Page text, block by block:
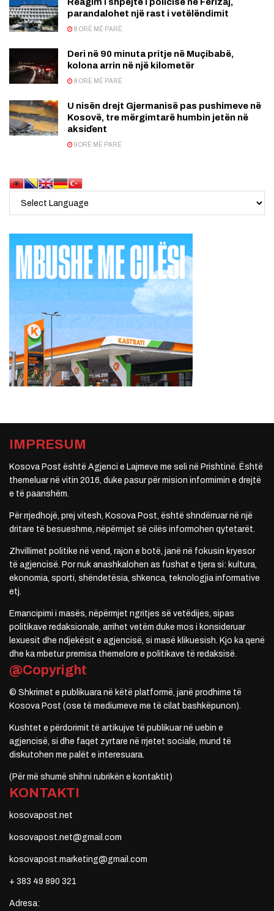
Reagim i shpejtë i policisë në Ferizaj,
parandalohet një rast i vetëlëndimit
8 ORË MË PARË
Deri në 90 minuta pritje në Muçibabë,
kolona arrin në një kilometër
8 ORË MË PARË
U nisën drejt Gjermanisë pas pushimeve në
Kosovë, tre mërgimtarë humbin jetën në
aksiďent
9 ORË MË PARË
IMPRESUM
Kosova Post është Agjenci e Lajmeve me seli në Prishtinë. Është
themeluar në vitin 2016, duke pasur për mision informimin e drejtë
e të paanshëm.
Për rrjedhojë, prej vitesh, Kosova Post, është shndërruar në një
dritare të besueshme, nëpërmjet së cilës informohen qytetarët.
Zhvillimet politike në vend, rajon e botë, janë në fokusin kryesor
të agjencisë. Por nuk anashkalohen as fushat e tjera si: kultura,
ekonomia, sporti, shëndetësia, shkenca, teknologjia informative
etj.
Emancipimi i masës, nëpërmjet ngritjes së vetëdijes, sipas
politikave redaksionale, arrihet vetëm duke mos i konsideruar
lexuesit dhe ndjekësit e agjencisë, si masë klikuesish. Kjo ka qenë
dhe ka mbetur premisa themelore e politikave të redaksisë.
@Copyright
© Shkrimet e publikuara në këtë platformë, janë prodhime të
Kosova Post (ose të mediumeve me të cilat bashkëpunon).
Kushtet e përdorimit të artikujve të publikuar në uebin e
agjencisë, si dhe faqet zyrtare në rrjetet sociale, mund të
diskutohen me palët e interesuara.
(Për më shumë shihni rubrikën e kontaktit)
KONTAKTI
kosovapost.net
kosovapost.net@gmail.com
kosovapost.marketing@gmail.com
+ 383 49 890 321
Adresa: